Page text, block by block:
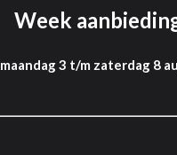
Week
maandag 3 t/m zaterdag 8